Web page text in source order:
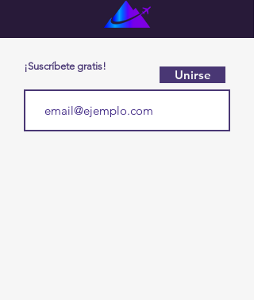
¡Suscríbete gratis!
Unirse